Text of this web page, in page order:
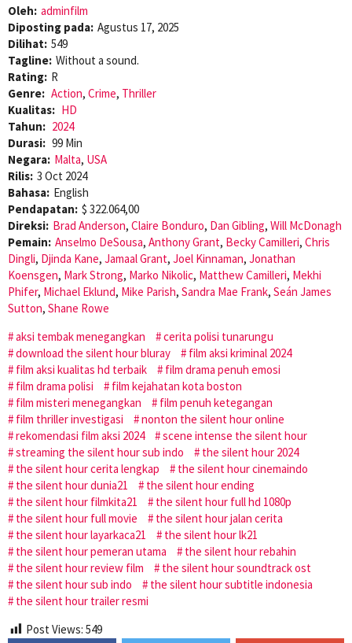
Oleh: adminfilm
Diposting pada: Agustus 17, 2025
Dilihat: 549
Tagline: Without a sound.
Rating: R
Genre: Action, Crime, Thriller
Kualitas: HD
Tahun: 2024
Durasi: 99 Min
Negara: Malta, USA
Rilis: 3 Oct 2024
Bahasa: English
Pendapatan: $ 322.064,00
Direksi: Brad Anderson, Claire Bonduro, Dan Gibling, Will McDonagh
Pemain: Anselmo DeSousa, Anthony Grant, Becky Camilleri, Chris
Dingli, Djinda Kane, Jamaal Grant, Joel Kinnaman, Jonathan
Koensgen, Mark Strong, Marko Nikolic, Matthew Camilleri, Mekhi
Phifer, Michael Eklund, Mike Parish, Sandra Mae Frank, Seán James
Sutton, Shane Rowe
aksi tembak menegangkan
cerita polisi tunarungu
download the silent hour bluray
film aksi kriminal 2024
film aksi kualitas hd terbaik
film drama penuh emosi
film drama polisi
film kejahatan kota boston
film misteri menegangkan
film penuh ketegangan
film thriller investigasi
nonton the silent hour online
rekomendasi film aksi 2024
scene intense the silent hour
streaming the silent hour sub indo
the silent hour 2024
the silent hour cerita lengkap
the silent hour cinemaindo
the silent hour dunia21
the silent hour ending
the silent hour filmkita21
the silent hour full hd 1080p
the silent hour full movie
the silent hour jalan cerita
the silent hour layarkaca21
the silent hour lk21
the silent hour pemeran utama
the silent hour rebahin
the silent hour review film
the silent hour soundtrack ost
the silent hour sub indo
the silent hour subtitle indonesia
the silent hour trailer resmi
Post Views: 549